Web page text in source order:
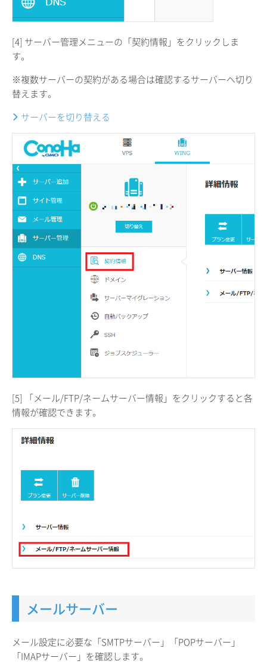
[4] サーバー管理メニューの「契約情報」をクリックしま
す。
※複数サーバーの契約がある場合は確認するサーバーへ切り
替えます。
サーバーを切り替える
[5] 「メール/FTP/ネームサーバー情報」をクリックすると各
情報が確認できます。
メールサーバー
メール設定に必要な「SMTPサーバー」「POPサーバー」
「IMAPサーバー」を確認します。